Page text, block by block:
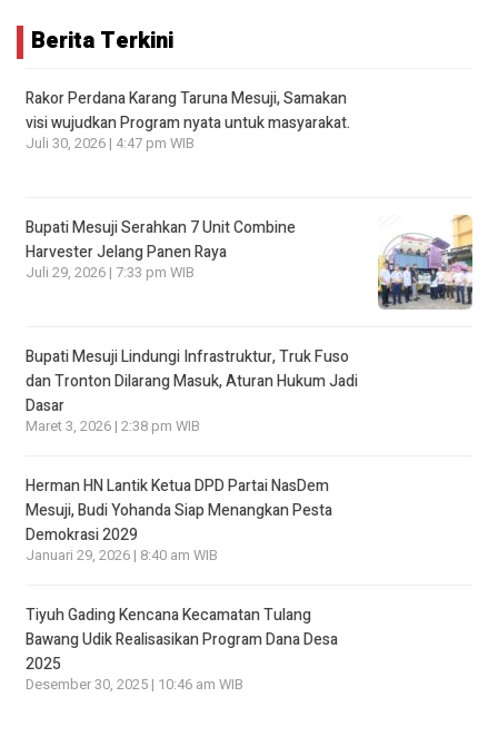
Berita Terkini
Rakor Perdana Karang Taruna Mesuji, Samakan
visi wujudkan Program nyata untuk masyarakat.
Juli 30, 2026 | 4:47 pm WIB
Bupati Mesuji Serahkan 7 Unit Combine
Harvester Jelang Panen Raya
Juli 29, 2026 | 7:33 pm WIB
Bupati Mesuji Lindungi Infrastruktur, Truk Fuso
dan Tronton Dilarang Masuk, Aturan Hukum Jadi
Dasar
Maret 3, 2026 | 2:38 pm WIB
Herman HN Lantik Ketua DPD Partai NasDem
Mesuji, Budi Yohanda Siap Menangkan Pesta
Demokrasi 2029
Januari 29, 2026 | 8:40 am WIB
Tiyuh Gading Kencana Kecamatan Tulang
Bawang Udik Realisasikan Program Dana Desa
2025
Desember 30, 2025 | 10:46 am WIB